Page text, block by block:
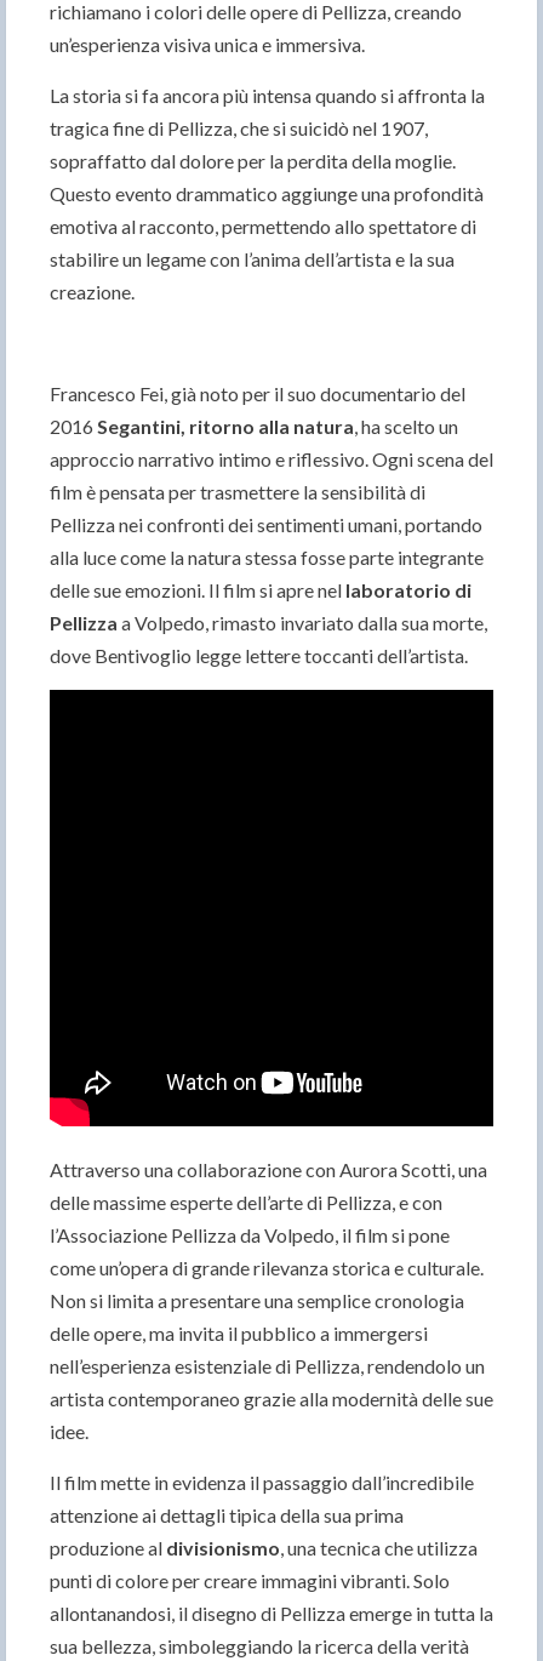
richiamano i colori delle opere di Pellizza, creando
un’esperienza visiva unica e immersiva.
La storia si fa ancora più intensa quando si affronta la
tragica fine di Pellizza, che si suicidò nel 1907,
sopraffatto dal dolore per la perdita della moglie.
Questo evento drammatico aggiunge una profondità
emotiva al racconto, permettendo allo spettatore di
stabilire un legame con l’anima dell’artista e la sua
creazione.
Francesco Fei, già noto per il suo documentario del
2016 Segantini, ritorno alla natura, ha scelto un
approccio narrativo intimo e riflessivo. Ogni scena del
film è pensata per trasmettere la sensibilità di
Pellizza nei confronti dei sentimenti umani, portando
alla luce come la natura stessa fosse parte integrante
delle sue emozioni. Il film si apre nel laboratorio di
Pellizza a Volpedo, rimasto invariato dalla sua morte,
dove Bentivoglio legge lettere toccanti dell’artista.
Attraverso una collaborazione con Aurora Scotti, una
delle massime esperte dell’arte di Pellizza, e con
l’Associazione Pellizza da Volpedo, il film si pone
come un’opera di grande rilevanza storica e culturale.
Non si limita a presentare una semplice cronologia
delle opere, ma invita il pubblico a immergersi
nell’esperienza esistenziale di Pellizza, rendendolo un
artista contemporaneo grazie alla modernità delle sue
idee.
Il film mette in evidenza il passaggio dall’incredibile
attenzione ai dettagli tipica della sua prima
produzione al divisionismo, una tecnica che utilizza
punti di colore per creare immagini vibranti. Solo
allontanandosi, il disegno di Pellizza emerge in tutta la
sua bellezza, simboleggiando la ricerca della verità